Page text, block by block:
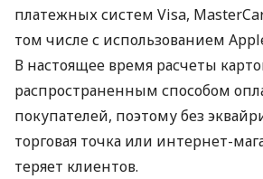
платежных систем Visa,
том числе с использованием
В настоящее время расчеты
распространенным способом
покупателей, поэтому без
торговая точка или интернет-
теряет клиентов.